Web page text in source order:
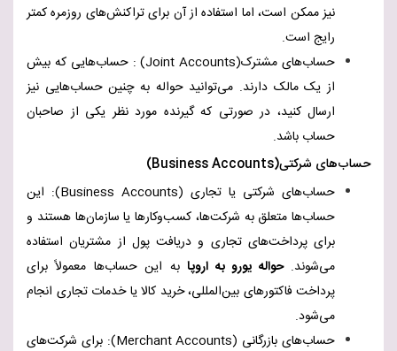
نیز ممکن است، اما استفاده از آن برای تراکنش‌های روزمره کمتر
رایج است.
حساب‌های مشترک(Joint Accounts) : حساب‌هایی که بیش
از یک مالک دارند. می‌توانید حواله به چنین حساب‌هایی نیز
ارسال کنید، در صورتی که گیرنده مورد نظر یکی از صاحبان
حساب باشد.
حساب‌های شرکتی(Business Accounts)
حساب‌های شرکتی یا تجاری (Business Accounts): این
حساب‌ها متعلق به شرکت‌ها، کسب‌وکارها یا سازمان‌ها هستند و
برای پرداخت‌های تجاری و دریافت پول از مشتریان استفاده
می‌شوند.حواله یورو به اروپابه این حساب‌ها معمولاً برای
پرداخت فاکتورهای بین‌المللی، خرید کالا یا خدمات تجاری انجام
می‌شود.
حساب‌های بازرگانی (Merchant Accounts): برای شرکت‌های